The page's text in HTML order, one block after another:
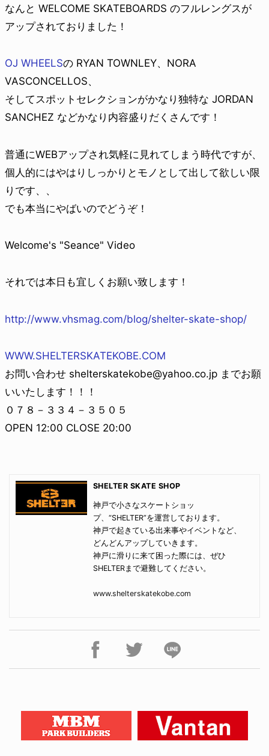
なんと WELCOME SKATEBOARDS のフルレングスが
アップされておりました！
OJ WHEELSの RYAN TOWNLEY、NORA
VASCONCELLOS、
そしてスポットセレクションがかなり独特な JORDAN
SANCHEZ などかなり内容盛りだくさんです！
普通にWEBアップされ気軽に見れてしまう時代ですが、
個人的にはやはりしっかりとモノとして出して欲しい限
りです、、
でも本当にやばいのでどうぞ！
Welcome's "Seance" Video
それでは本日も宜しくお願い致します！
http://www.vhsmag.com/blog/shelter-skate-shop/
WWW.SHELTERSKATEKOBE.COM
お問い合わせ shelterskatekobe@yahoo.co.jp までお願
いいたします！！！
０７８－３３４－３５０５
OPEN 12:00 CLOSE 20:00
SHELTER SKATE SHOP
神戸で小さなスケートショッ
プ、“SHELTER”を運営しております。
神戸で起きている出来事やイベントなど、
どんどんアップしていきます。
神戸に滑りに来て困った際には、ぜひ
SHELTERまで避難してください。
www.shelterskatekobe.com